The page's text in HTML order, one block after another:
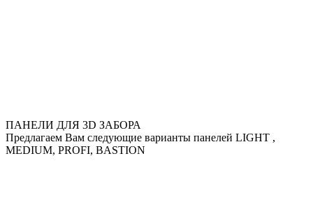
ПАНЕЛИ ДЛЯ 3D ЗАБОРА
Предлагаем Вам следующие варианты панелей LIGHT ,
MEDIUM, PROFI, BASTION